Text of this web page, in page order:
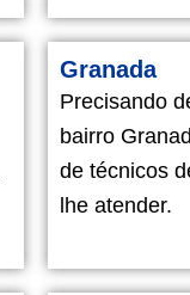
Granada
Precisando
bairro
de técnicos
lhe atender.